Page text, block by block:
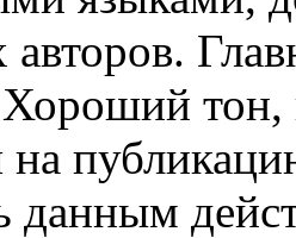
тон,
данным